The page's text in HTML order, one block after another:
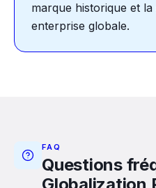
marque historique et
enterprise globale.
FAQ
Questions